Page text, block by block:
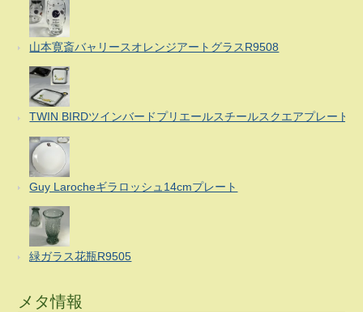
山本寛斎バャリースオレンジアートグラスR9508
TWIN BIRDツインバードプリエールスチールスクエアプレート
Guy Larocheギラロッシュ14cmプレート
緑ガラス花瓶R9505
メタ情報